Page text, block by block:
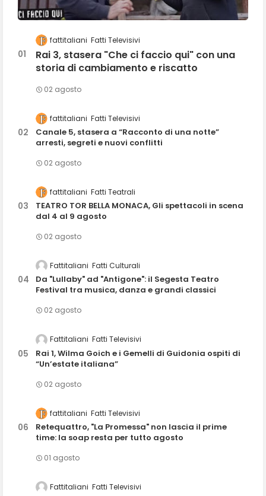
fattitaliani Fatti Televisivi
Rai 3, stasera "Che ci faccio qui" con una
storia di cambiamento e riscatto
02 agosto
fattitaliani Fatti Televisivi
Canale 5, stasera a “Racconto di una notte”
arresti, segreti e nuovi conflitti
02 agosto
fattitaliani Fatti Teatrali
TEATRO TOR BELLA MONACA, Gli spettacoli in scena
dal 4 al 9 agosto
02 agosto
Fattitaliani Fatti Culturali
Da "Lullaby" ad "Antigone": il Segesta Teatro
Festival tra musica, danza e grandi classici
02 agosto
Fattitaliani Fatti Televisivi
Rai 1, Wilma Goich e i Gemelli di Guidonia ospiti di
“Un’estate italiana”
02 agosto
fattitaliani Fatti Televisivi
Retequattro, "La Promessa" non lascia il prime
time: la soap resta per tutto agosto
01 agosto
Fattitaliani Fatti Televisivi